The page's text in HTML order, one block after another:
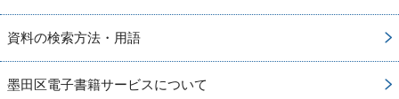
資料の検索方法・用語
墨田区電子書籍サービスについて